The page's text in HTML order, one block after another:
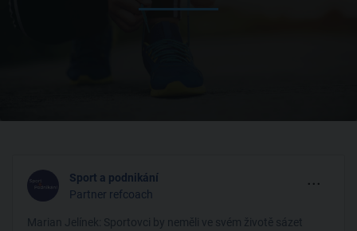
Sport a podnikání
Partner refcoach
...
Marian Jelínek: Sportovci by neměli ve svém životě sázet